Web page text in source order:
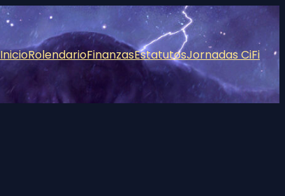
InicioRolendarioFinanzasEstatutosJornadas CiFi